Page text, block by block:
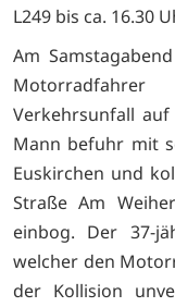
L249 bis ca. 16.30
Am
Verkehrsunfall
Mann befuhr mit
Euskirchen und
Straße Am
einbog. Der 37-
welcher den
der Kollision